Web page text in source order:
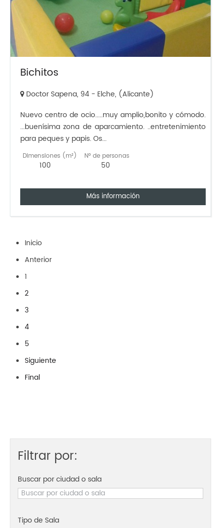
Bichitos
Doctor Sapena, 94 - Elche, (Alicante)
Nuevo centro de ocio.....muy amplio,bonito y cómodo.
...buenísima zona de aparcamiento. ..entretenimiento
para peques y papis. Os...
Dimensiones (m²)
100
Nº de personas
50
Más información
Inicio
Anterior
1
2
3
4
5
Siguiente
Final
Filtrar por:
Buscar por ciudad o sala
Tipo de Sala